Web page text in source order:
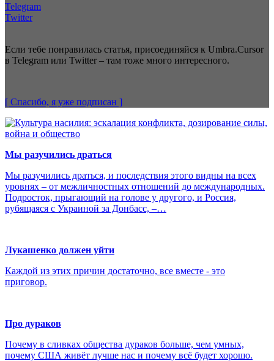
Telegram
Twitter
Если тебе понравилась статья, присоединяйся к Umbra.Cursor
в Telegram или Twitter – там тоже много интересного.
[ Спасибо, я уже подписан ]
Мы разучились драться
Мы разучились драться, и последствия этого видны на всех
уровнях – от межличностных отношений до международных.
Подросток, прыгающий на голове у другого, и Россия,
рубящаяся с Украиной за Донбасс, –…
Лукашенко должен уйти
Каждой из этих причин достаточно, все вместе - это
приговор.
Про дураков
Почему в сливках общества дураков больше, чем умных,
почему США живёт лучше нас и почему всё будет хорошо.